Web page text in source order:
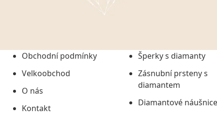
č. 101/2000 Sb. v
uchováním veškerých
údajů či jako jeho
informací, nejdéle
Obchodní podmínky
Velkoobchod
O nás
Kontakt
Šperky s diamanty
Zásnubní prsteny s
diamantem
Diamantové náušnice